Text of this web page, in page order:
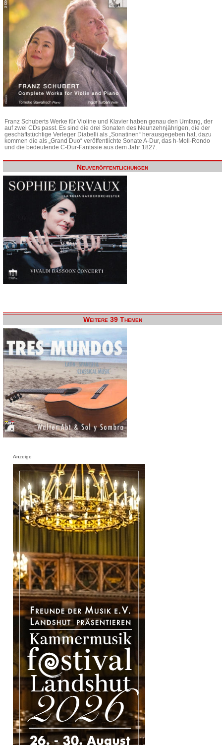
Franz Schuberts Werke für Violine und Klavier haben genau den Umfang, der
auf zwei CDs passt. Es sind die drei Sonaten des Neunzehnjährigen, die der
geschäftstüchtige Verleger Diabelli als „Sonatinen“ herausgegeben hat, dazu
kommen die als „Grand Duo“ veröffentlichte Sonate A-Dur, das h-Moll-Rondo
und die bedeutende C-Dur-Fantasie aus dem Jahr 1827.
Neuveröffentlichungen
Weitere 39 Themen
Anzeige